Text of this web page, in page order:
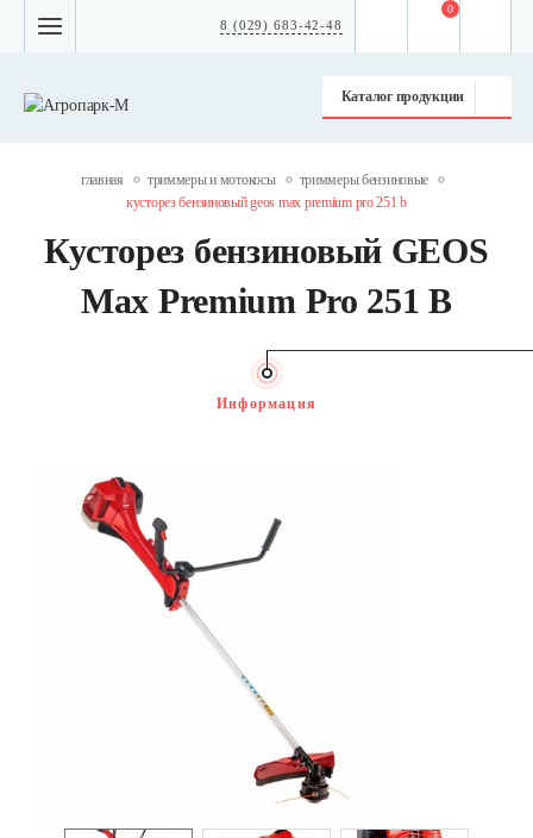
8 (029) 683-42-48
Каталог продукции
0
главная триммеры и мотокосы
триммеры бензиновые
кусторез бензиновый geos max premium pro 251 b
Кусторез бензиновый GEOS
Max Premium Pro 251 B
Информация